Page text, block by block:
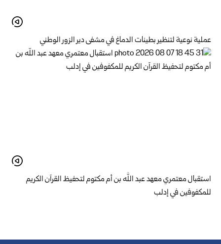
عملية نوعية لتنظير بطينات الدماغ في مشفى دير الزور الوطني
استقبال معتمري معهد عبد الله بن أم مكتوم لتحفيظ القرآن الكريم
للمكفوفين في إدلب